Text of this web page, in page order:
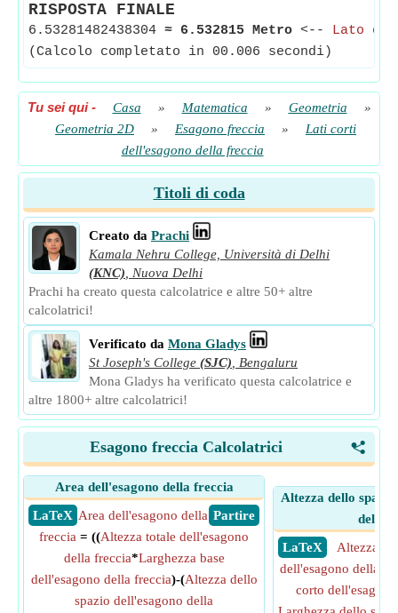
RISPOSTA FINALE
6.53281482438304 ≈ 6.532815 Metro <-- Lato
(Calcolo completato in 00.006 secondi)
Tu sei qui- Casa » Matematica » Geometria
»
Geometria 2D
» Esagono freccia »
Lati corti
dell'esagono della freccia
Titoli di coda
Creato da Prachi
Kamala Nehru College, Università di Delhi
(KNC)
Nuova Delhi
Prachi ha creato questa calcolatrice e altre 50+ altre
calcolatrici!
Verificato da Mona Gladys
St Joseph's College (SJC)
Bengaluru
Mona Gladys ha verificato questa calcolatrice e
altre 1800+ altre calcolatrici!
<
Esagono freccia Calcolatrici
Area dell'esagono della freccia
​ LaTeX
​ Partire
Area dell'esagono della
freccia = ((Altezza totale dell'esagono
della freccia*Larghezza base
dell'esagono della freccia)-(Altezza dello
spazio dell'esagono della
Altezza dello
della
​ LaTeX
Altezza
dell'esagono della
corto